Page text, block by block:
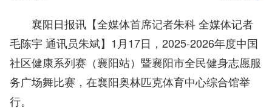
襄阳日报讯【全媒体首席记者朱科 全媒体记者
毛陈宇 通讯员朱斌】1月17日，2025-2026年度中国
社区健康系列赛（襄阳站）暨襄阳市全民健身志愿服
务广场舞比赛，在襄阳奥林匹克体育中心综合馆举
行。